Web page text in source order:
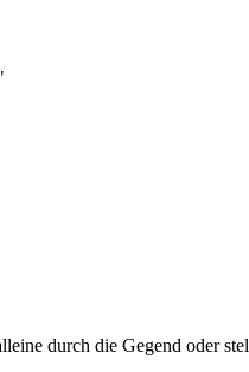
durch die Gegend oder